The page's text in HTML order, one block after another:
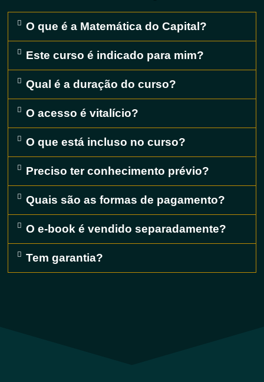
O que é a Matemática do Capital?
Este curso é indicado para mim?
Qual é a duração do curso?
O acesso é vitalício?
O que está incluso no curso?
Preciso ter conhecimento prévio?
Quais são as formas de pagamento?
O e-book é vendido separadamente?
Tem garantia?